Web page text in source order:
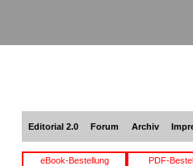
Editorial 2.0 Forum Archiv
eBook-Bestellung PDF-